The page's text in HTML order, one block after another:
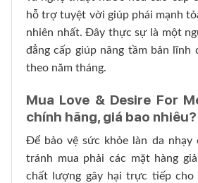
hỗ trợ tuyệt vời giúp phái mạnh
nhiên nhất. Đây thực sự là một
đẳng cấp giúp nâng tầm bản lĩnh
theo năm tháng.
Mua Love & Desire For
chính hãng, giá bao nhiêu?
Để bảo vệ sức khỏe làn da nhạy
tránh mua phải các mặt hàng
chất lượng gây hại trực tiếp cho